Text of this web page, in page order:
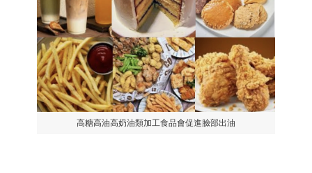
高糖高油高奶油類加工食品會促進臉部出油